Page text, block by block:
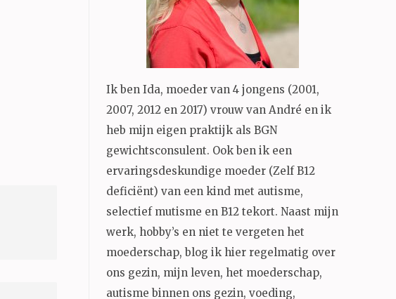
Ik ben Ida, moeder van 4 jongens (2001,
2007, 2012 en 2017) vrouw van André en ik
heb mijn eigen praktijk als BGN
gewichtsconsulent. Ook ben ik een
ervaringsdeskundige moeder (Zelf B12
deficiënt) van een kind met autisme,
selectief mutisme en B12 tekort. Naast mijn
werk, hobby’s en niet te vergeten het
moederschap, blog ik hier regelmatig over
ons gezin, mijn leven, het moederschap,
autisme binnen ons gezin, voeding,